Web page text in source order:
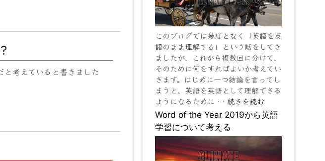
考えていると書きました
このブログでは幾度となく「英語を英
語のまま理解する」という話をしてき
ましたが、これから複数回に分けて、
そのために何をすればよいか考えてい
きます。はじめに一つ結論を言ってし
まうと、英語を英語として理解できる
ようになるために … 続きを読む
Word of the Year 2019から英語
学習について考える